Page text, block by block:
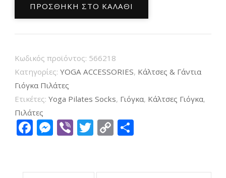
βεντουζάκια
ABS
Πιλάτες
και
Γιόγκα
Lila
ποσότητα
ΠΡΟΣΘΉΚΗ ΣΤΟ ΚΑΛΆΘΙ
Κωδικός προϊόντος: 566218
Κατηγορίες: YOGA ACCESSORIES, Κάλτσες & Γάντια
Γιόγκα Πιλάτες
Ετικέτες: Yoga Pilates Socks, Γιόγκα, Κάλτσες Γιόγκα,
Πιλάτες
Facebook
Messenger
ViberTwitter
Copy